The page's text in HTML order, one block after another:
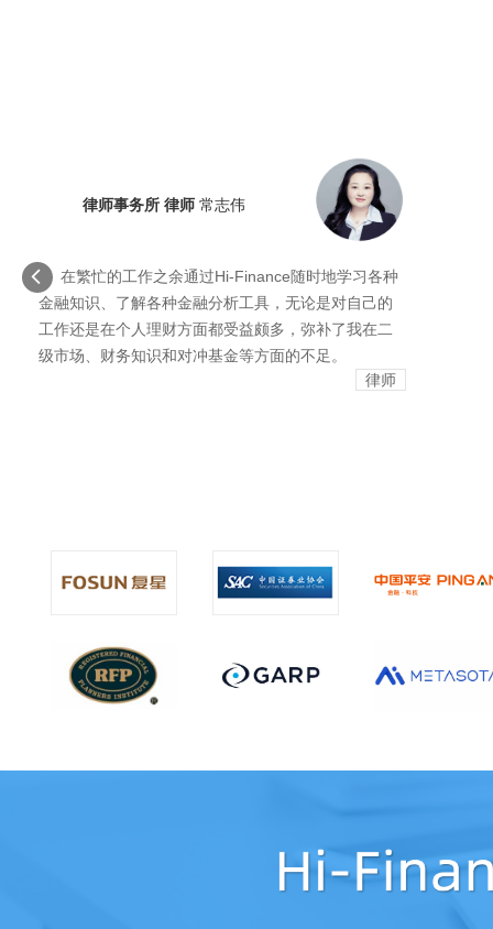
律师事务所 律师 常志伟
在繁忙的工作之余通过Hi-Finance随时地学习各种
金融知识、了解各种金融分析工具，无论是对自己的
工作还是在个人理财方面都受益颇多，弥补了我在二
级市场、财务知识和对冲基金等方面的不足。
律师